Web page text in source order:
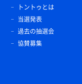
トントゥとは
当選発表
過去の抽選会
協賛募集